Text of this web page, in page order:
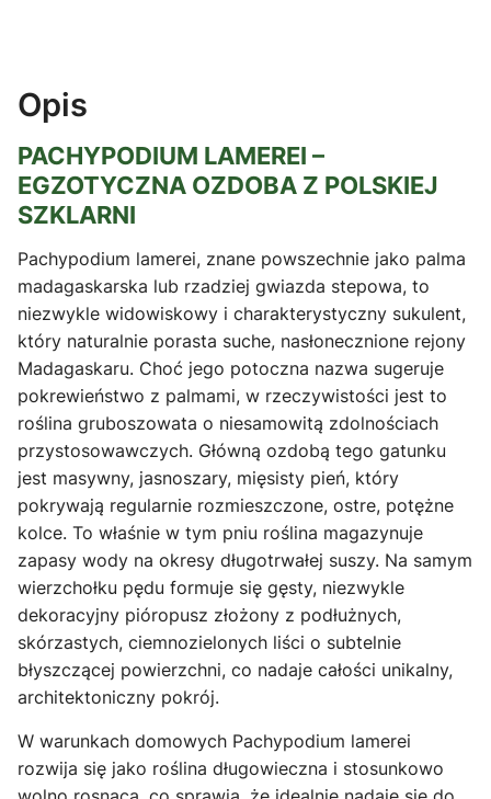
Opis
PACHYPODIUM LAMEREI –
EGZOTYCZNA OZDOBA Z POLSKIEJ
SZKLARNI
Pachypodium lamerei, znane powszechnie jako palma
madagaskarska lub rzadziej gwiazda stepowa, to
niezwykle widowiskowy i charakterystyczny sukulent,
który naturalnie porasta suche, nasłonecznione rejony
Madagaskaru. Choć jego potoczna nazwa sugeruje
pokrewieństwo z palmami, w rzeczywistości jest to
roślina gruboszowata o niesamowitą zdolnościach
przystosowawczych. Główną ozdobą tego gatunku
jest masywny, jasnoszary, mięsisty pień, który
pokrywają regularnie rozmieszczone, ostre, potężne
kolce. To właśnie w tym pniu roślina magazynuje
zapasy wody na okresy długotrwałej suszy. Na samym
wierzchołku pędu formuje się gęsty, niezwykle
dekoracyjny pióropusz złożony z podłużnych,
skórzastych, ciemnozielonych liści o subtelnie
błyszczącej powierzchni, co nadaje całości unikalny,
architektoniczny pokrój.
W warunkach domowych Pachypodium lamerei
rozwija się jako roślina długowieczna i stosunkowo